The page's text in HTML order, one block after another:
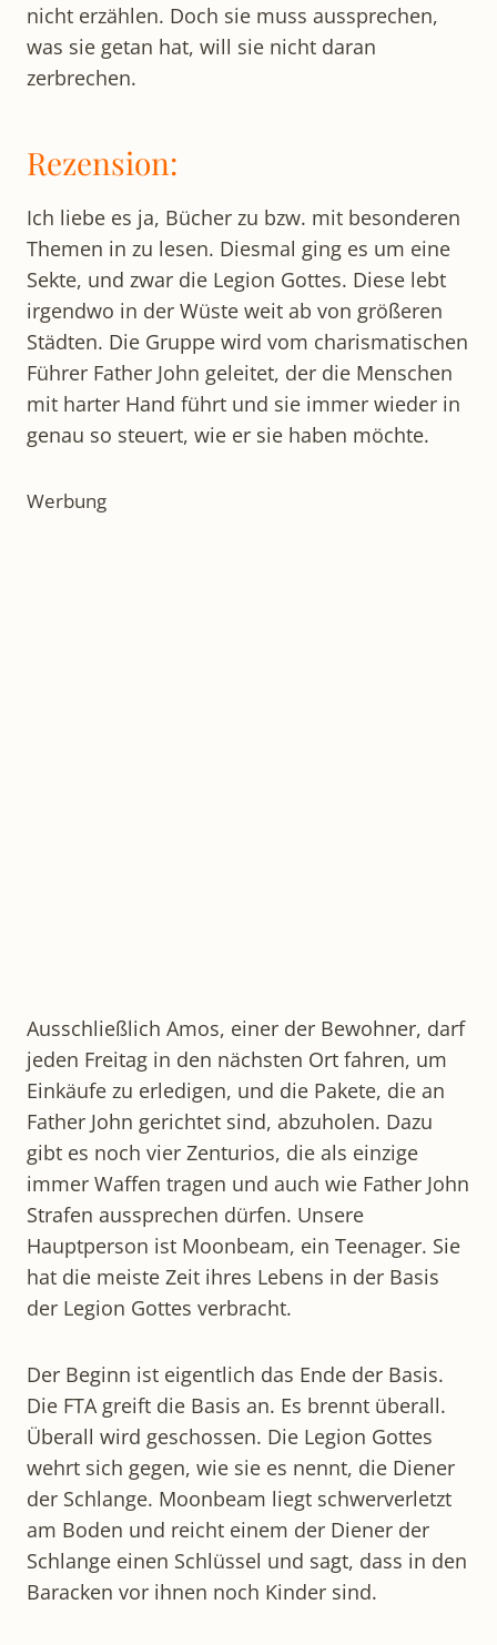
nicht erzählen. Doch sie muss aussprechen,
was sie getan hat, will sie nicht daran
zerbrechen.
Rezension:
Ich liebe es ja, Bücher zu bzw. mit besonderen
Themen in zu lesen. Diesmal ging es um eine
Sekte, und zwar die Legion Gottes. Diese lebt
irgendwo in der Wüste weit ab von größeren
Städten. Die Gruppe wird vom charismatischen
Führer Father John geleitet, der die Menschen
mit harter Hand führt und sie immer wieder in
genau so steuert, wie er sie haben möchte.
Werbung
Ausschließlich Amos, einer der Bewohner, darf
jeden Freitag in den nächsten Ort fahren, um
Einkäufe zu erledigen, und die Pakete, die an
Father John gerichtet sind, abzuholen. Dazu
gibt es noch vier Zenturios, die als einzige
immer Waffen tragen und auch wie Father John
Strafen aussprechen dürfen. Unsere
Hauptperson ist Moonbeam, ein Teenager. Sie
hat die meiste Zeit ihres Lebens in der Basis
der Legion Gottes verbracht.
Der Beginn ist eigentlich das Ende der Basis.
Die FTA greift die Basis an. Es brennt überall.
Überall wird geschossen. Die Legion Gottes
wehrt sich gegen, wie sie es nennt, die Diener
der Schlange. Moonbeam liegt schwerverletzt
am Boden und reicht einem der Diener der
Schlange einen Schlüssel und sagt, dass in den
Baracken vor ihnen noch Kinder sind.